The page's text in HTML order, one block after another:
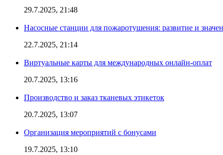
29.7.2025, 21:48
Насосные станции для пожаротушения: развитие и
22.7.2025, 21:14
Виртуальные карты для международных онлайн-оплат
20.7.2025, 13:16
Производство и заказ тканевых этикеток
20.7.2025, 13:07
Организация мероприятий с бонусами
19.7.2025, 13:10